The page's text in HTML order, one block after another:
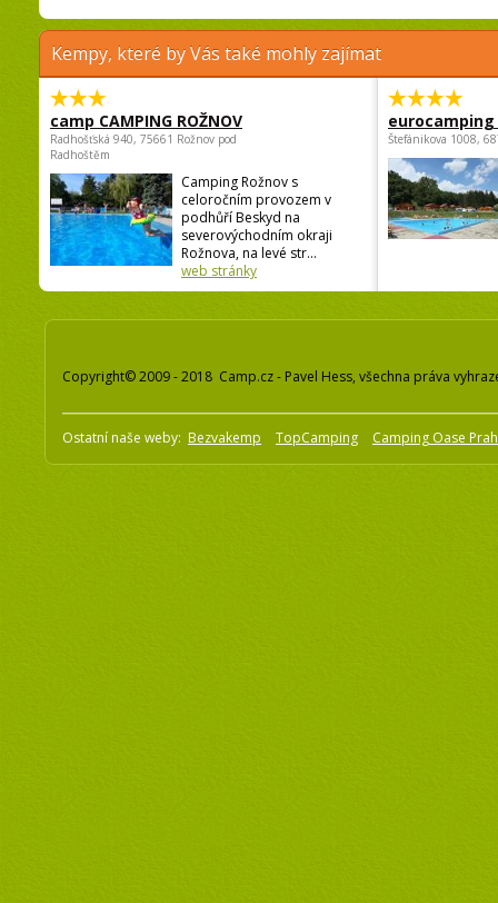
Kempy, které by Vás také mohly zajímat
camp CAMPING ROŽNOV
Radhošťská 940, 75661 Rožnov pod
Radhoštěm
Camping Rožnov s
celoročním provozem v
podhůří Beskyd na
severovýchodním okraji
Rožnova, na levé str...
web stránky
Štefánikova 1008,
Copyright© 2009 - 2018 Camp.cz - Pavel Hess, všechna práva
Ostatní naše weby: Bezvakemp TopCamping Camping Oase